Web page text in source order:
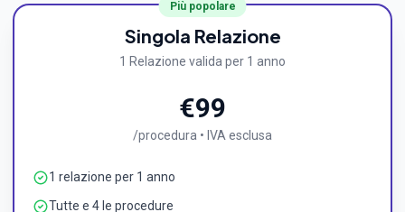
Più popolare
Singola Relazione
1 Relazione valida per 1 anno
€99
/procedura • IVA esclusa
1 relazione per 1 anno
Tutte e 4 le procedure